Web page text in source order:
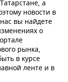
а
новости в
вы найдете
о
рынка,
в курсе
ленте и в